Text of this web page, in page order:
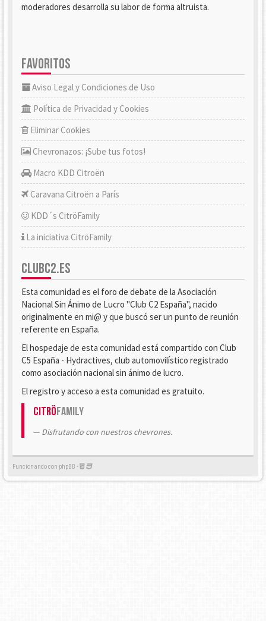
moderadores desarrolla su labor de forma altruista.
FAVORITOS
Aviso Legal y Condiciones de Uso
Política de Privacidad y Cookies
Eliminar Cookies
Chevronazos: ¡Sube tus fotos!
Macro KDD Citroën
Caravana Citroën a París
KDD´s CitröFamily
La iniciativa CitröFamily
CLUBC2.ES
Esta comunidad es el foro de debate de la Asociación
Nacional Sin Ánimo de Lucro "Club C2 España", nacido
originalmente en mi@ y que buscó ser un punto de reunión
referente en España.
El hospedaje de esta comunidad está compartido con Club
C5 España - Hydractives, club automovilístico registrado
como asociación nacional sin ánimo de lucro.
El registro y acceso a esta comunidad es gratuito.
CitröFamily
Disfrutando con nuestros chevrones.
Funcionando con phpBB -